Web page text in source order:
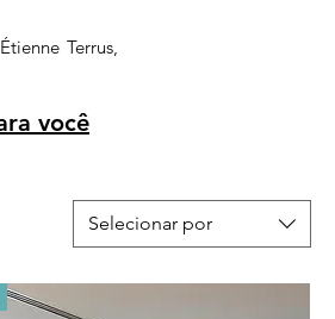
Étienne Terrus,
você
Selecionar por